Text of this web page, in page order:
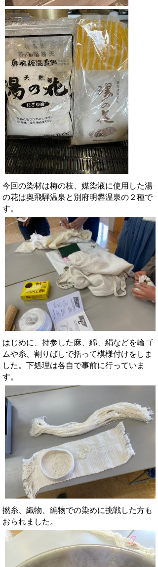
今回の染材は梅の枝、媒染液に使用した湯
の花は奥飛騨温泉と別府明礬温泉の２種で
す。
はじめに、持参した麻、綿、絹などを輪ゴ
ムや糸、割りばしで括って模様付けをしま
した。下処理は各自で事前に行っていま
す。
撚糸、織物、編物での染めに挑戦した方も
おられました。